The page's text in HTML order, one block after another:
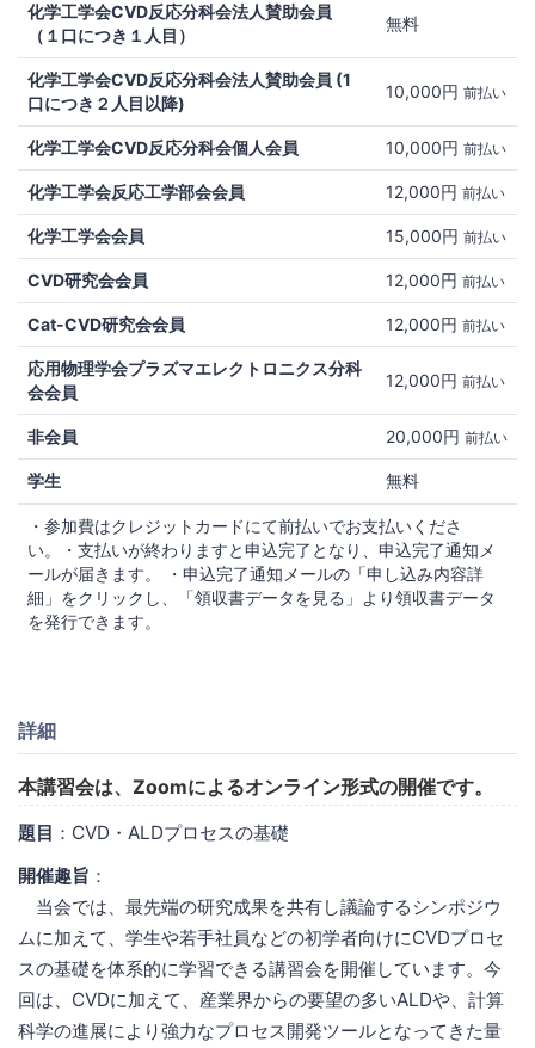
化学工学会CVD反応分科会法人賛助会員
（１口につき１人目）
無料
化学工学会CVD反応分科会法人賛助会員 (1
口につき２人目以降)
10,000円 前払い
化学工学会CVD反応分科会個人会員 10,000円 前払い
化学工学会反応工学部会会員 12,000円 前払い
化学工学会会員 15,000円 前払い
CVD研究会会員 12,000円 前払い
Cat-CVD研究会会員 12,000円 前払い
応用物理学会プラズマエレクトロニクス分科
会会員
12,000円 前払い
非会員 20,000円 前払い
学生 無料
・参加費はクレジットカードにて前払いでお支払いくださ
い。・支払いが終わりますと申込完了となり、申込完了通知メ
ールが届きます。 ・申込完了通知メールの「申し込み内容詳
細」をクリックし、「領収書データを見る」より領収書データ
を発行できます。
詳細
本講習会は、Zoomによるオンライン形式の開催です。
題目 ：CVD・ALDプロセスの基礎
開催趣旨 ：
当会では、最先端の研究成果を共有し議論するシンポジウ
ムに加えて、学生や若手社員などの初学者向けにCVDプロセ
スの基礎を体系的に学習できる講習会を開催しています。今
回は、CVDに加えて、産業界からの要望の多いALDや、計算
科学の進展により強力なプロセス開発ツールとなってきた量